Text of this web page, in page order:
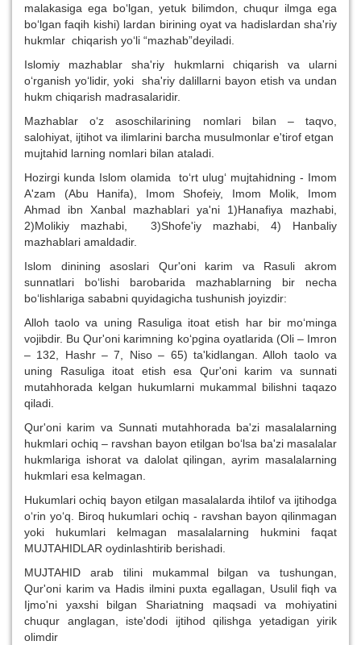
malakasiga ega bo‘lgan, yetuk bilimdon, chuqur ilmga ega
bo‘lgan faqih kishi) lardan birining oyat va hadislardan sha'riy
hukmlar chiqarish yo‘li “mazhab”deyiladi.
Islomiy mazhablar sha'riy hukmlarni chiqarish va ularni
o‘rganish yo‘lidir, yoki sha'riy dalillarni bayon etish va undan
hukm chiqarish madrasalaridir.
Mazhablar o‘z asoschilarining nomlari bilan – taqvo,
salohiyat, ijtihot va ilimlarini barcha musulmonlar e'tirof etgan
mujtahid larning nomlari bilan ataladi.
Hozirgi kunda Islom olamida to‘rt ulug‘ mujtahidning - Imom
A'zam (Abu Hanifa), Imom Shofeiy, Imom Molik, Imom
Ahmad ibn Xanbal mazhablari ya'ni 1)Hanafiya mazhabi,
2)Molikiy mazhabi, 3)Shofe'iy mazhabi, 4) Hanbaliy
mazhablari amaldadir.
Islom dinining asoslari Qur'oni karim va Rasuli akrom
sunnatlari bo‘lishi barobarida mazhablarning bir necha
bo‘lishlariga sababni quyidagicha tushunish joyizdir:
Alloh taolo va uning Rasuliga itoat etish har bir mo‘minga
vojibdir. Bu Qur'oni karimning ko‘pgina oyatlarida (Oli – Imron
– 132, Hashr – 7, Niso – 65) ta'kidlangan. Alloh taolo va
uning Rasuliga itoat etish esa Qur'oni karim va sunnati
mutahhorada kelgan hukumlarni mukammal bilishni taqazo
qiladi.
Qur'oni karim va Sunnati mutahhorada ba'zi masalalarning
hukmlari ochiq – ravshan bayon etilgan bo‘lsa ba'zi masalalar
hukmlariga ishorat va dalolat qilingan, ayrim masalalarning
hukmlari esa kelmagan.
Hukumlari ochiq bayon etilgan masalalarda ihtilof va ijtihodga
o‘rin yo‘q. Biroq hukumlari ochiq - ravshan bayon qilinmagan
yoki hukumlari kelmagan masalalarning hukmini faqat
MUJTAHIDLAR oydinlashtirib berishadi.
MUJTAHID arab tilini mukammal bilgan va tushungan,
Qur'oni karim va Hadis ilmini puxta egallagan, Usulil fiqh va
Ijmo'ni yaxshi bilgan Shariatning maqsadi va mohiyatini
chuqur anglagan, iste'dodi ijtihod qilishga yetadigan yirik
olimdir